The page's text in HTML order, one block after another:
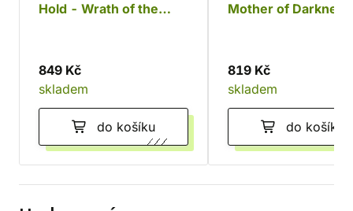
Hold - Wrath of the
849 Kč
skladem
do košíku
Mother of Darkness
819 Kč
skladem
do košíku